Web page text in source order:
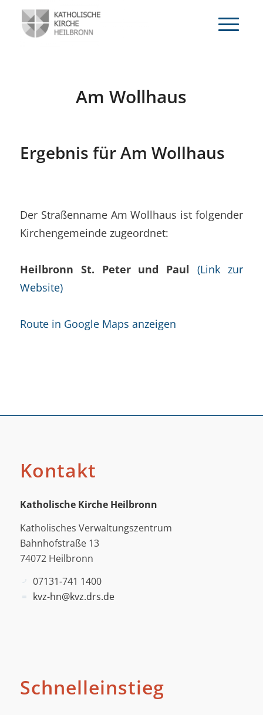
Am Wollhaus
Ergebnis für Am Wollhaus
Der Straßenname Am Wollhaus ist folgender
Kirchengemeinde zugeordnet:
Heilbronn St. Peter und Paul(Link zur
Website)
Route in Google Maps anzeigen
Kontakt
Katholische Kirche Heilbronn
Katholisches Verwaltungszentrum
Bahnhofstraße 13
74072 Heilbronn
07131-741 1400
kvz-hn@kvz.drs.de
Schnelleinstieg